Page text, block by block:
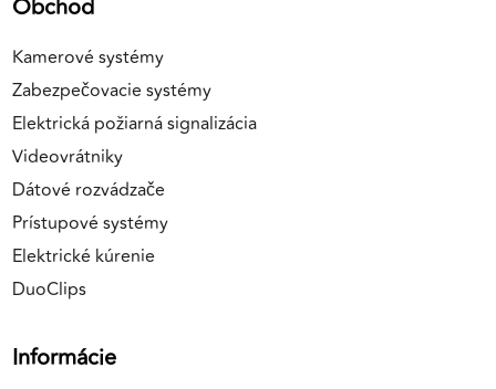
Obchod
Kamerové systémy
Zabezpečovacie systémy
Elektrická požiarná signalizácia
Videovrátniky
Dátové rozvádzače
Prístupové systémy
Elektrické kúrenie
DuoClips
Informácie